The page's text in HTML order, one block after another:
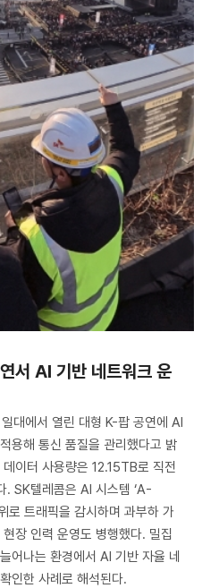
서 AI 기반 네트워크 운
대에서 열린 대형 K-팝 공연에 AI
용해 통신 품질을 관리했다고 밝
이터 사용량은 12.15TB로 직전
. SK텔레콤은 AI 시스템 ‘A-
트래픽을 감시하며 과부하 가
장 인력 운영도 병행했다. 밀집
어나는 환경에서 AI 기반 자율 네
인한 사례로 해석된다.